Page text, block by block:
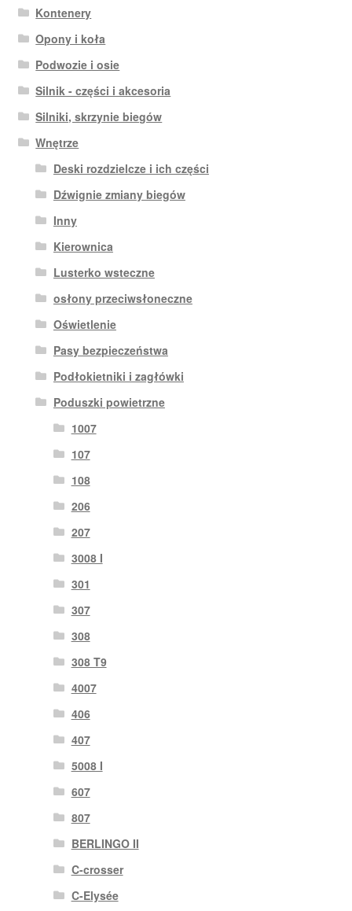
Kontenery
Opony i koła
Podwozie i osie
Silnik - części i akcesoria
Silniki, skrzynie biegów
Wnętrze
Deski rozdzielcze i ich części
Dźwignie zmiany biegów
Inny
Kierownica
Lusterko wsteczne
osłony przeciwsłoneczne
Oświetlenie
Pasy bezpieczeństwa
Podłokietniki i zagłówki
Poduszki powietrzne
1007
107
108
206
207
3008 I
301
307
308
308 T9
4007
406
407
5008 I
607
807
BERLINGO II
C-crosser
C-Elysée